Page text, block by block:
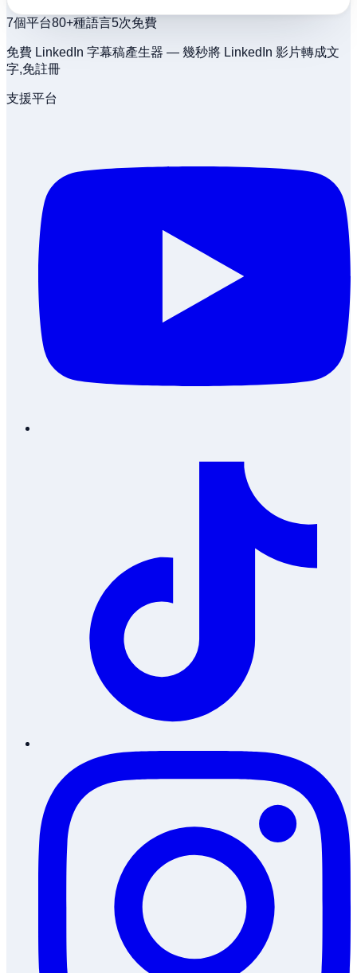
7個平台80+種語言5次免費
免費 LinkedIn 字幕稿產生器 — 幾秒將 LinkedIn 影片轉成文
字,免註冊
支援平台